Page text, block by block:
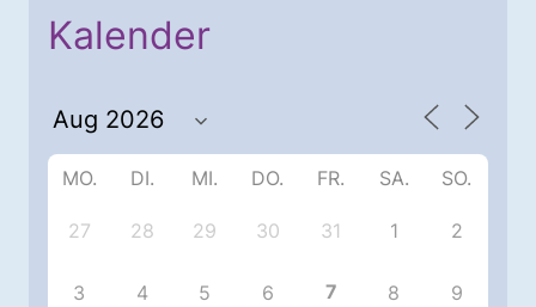
Kalender
MO. DI. MI. DO. FR. SA. SO.
27 28 29 30 31 1 2
3 4 5 6 7 8 9